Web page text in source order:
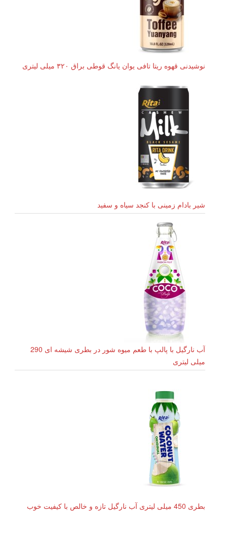
نوشیدنی قهوه ریتا تافی یوان یانگ قوطی براق ۳۲۰ میلی لیتری
شیر بادام زمینی با کنجد سیاه و سفید
آب نارگیل با پالپ با طعم میوه شور در بطری شیشه ای 290
میلی لیتری
بطری 450 میلی لیتری آب نارگیل تازه و خالص با کیفیت خوب